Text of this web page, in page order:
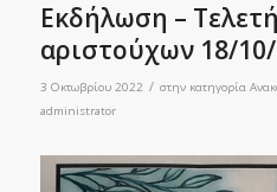
Εκδήλωση –
αριστούχων 18/
3 Οκτωβρίου 2022 / στην κατηγορία
administrator